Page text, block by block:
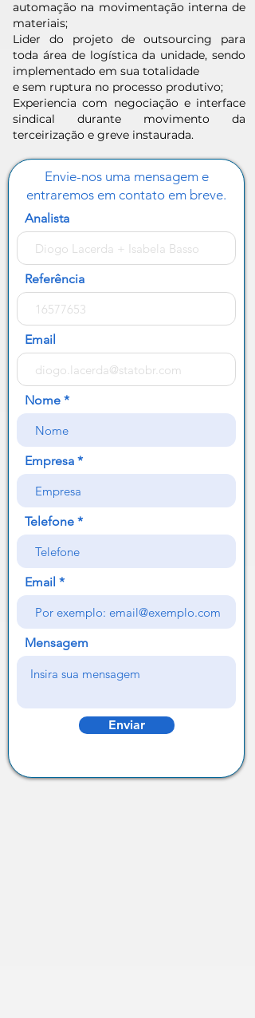
automação na movimentação interna de
materiais;
Lider do projeto de outsourcing para
toda área de logística da unidade, sendo
implementado em sua totalidade
e sem ruptura no processo produtivo;
Experiencia com negociação e interface
sindical durante movimento da
terceirização e greve instaurada.
Envie-nos uma mensagem e
entraremos em contato em breve.
Analista
Referência
Email
Nome
Empresa
Telefone
Email
Mensagem
Enviar